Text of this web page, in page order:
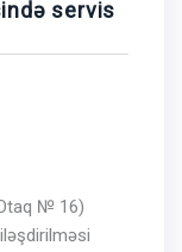
servis
№ 16)